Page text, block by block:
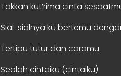
Takkan kut’rima cinta
Sial-sialnya ku bertemu
Tertipu tutur dan caramu
Seolah cintaiku (cintaiku)